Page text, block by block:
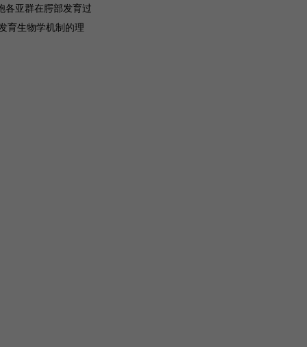
各亚群在腭部发育过
育生物学机制的理